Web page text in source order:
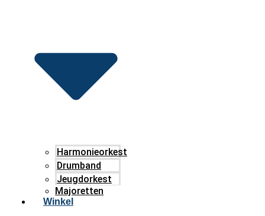
Harmonieorkest
Drumband
Jeugdorkest
Majoretten
Winkel